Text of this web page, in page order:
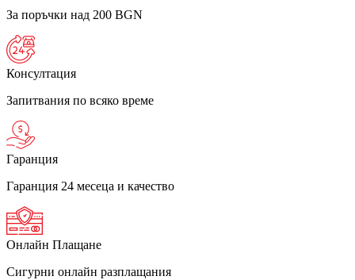
За поръчки над 200 BGN
Консултация
Запитвания по всяко време
Гаранция
Гаранция 24 месеца и качество
Онлайн Плащане
Сигурни онлайн разплащания